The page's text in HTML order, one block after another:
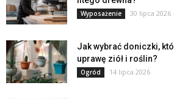
Wyposażenie 30 lipca 2026
Jak wybrać doniczki,
uprawę ziół i roślin?
Ogród 14 lipca 2026